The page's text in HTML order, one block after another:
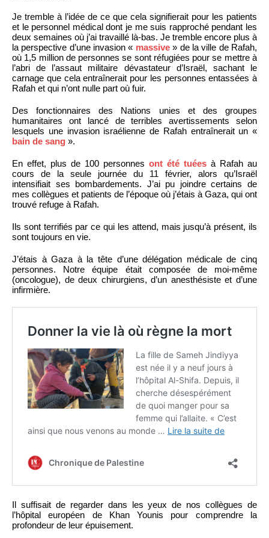
Je tremble à l’idée de ce que cela signifierait pour les patients
et le personnel médical dont je me suis rapproché pendant les
deux semaines où j’ai travaillé là-bas. Je tremble encore plus à
la perspective d’une invasion « massive» de la ville de Rafah,
où 1,5 million de personnes se sont réfugiées pour se mettre à
l’abri de l’assaut militaire dévastateur d’Israël, sachant le
carnage que cela entraînerait pour les personnes entassées à
Rafah et qui n’ont nulle part où fuir.
Des fonctionnaires des Nations unies et des groupes
humanitaires ont lancé de terribles avertissements selon
lesquels une invasion israélienne de Rafah entraînerait un «
bain de sang ».
En effet, plus de 100 personnes ont été tuées à Rafah au
cours de la seule journée du 11 février, alors qu’Israël
intensifiait ses bombardements. J’ai pu joindre certains de
mes collègues et patients de l’époque où j’étais à Gaza, qui ont
trouvé refuge à Rafah.
Ils sont terrifiés par ce qui les attend, mais jusqu’à présent, ils
sont toujours en vie.
J’étais à Gaza à la tête d’une délégation médicale de cinq
personnes. Notre équipe était composée de moi-même
(oncologue), de deux chirurgiens, d’un anesthésiste et d’une
infirmière.
Il suffisait de regarder dans les yeux de nos collègues de
l’hôpital européen de Khan Younis pour comprendre la
profondeur de leur épuisement.